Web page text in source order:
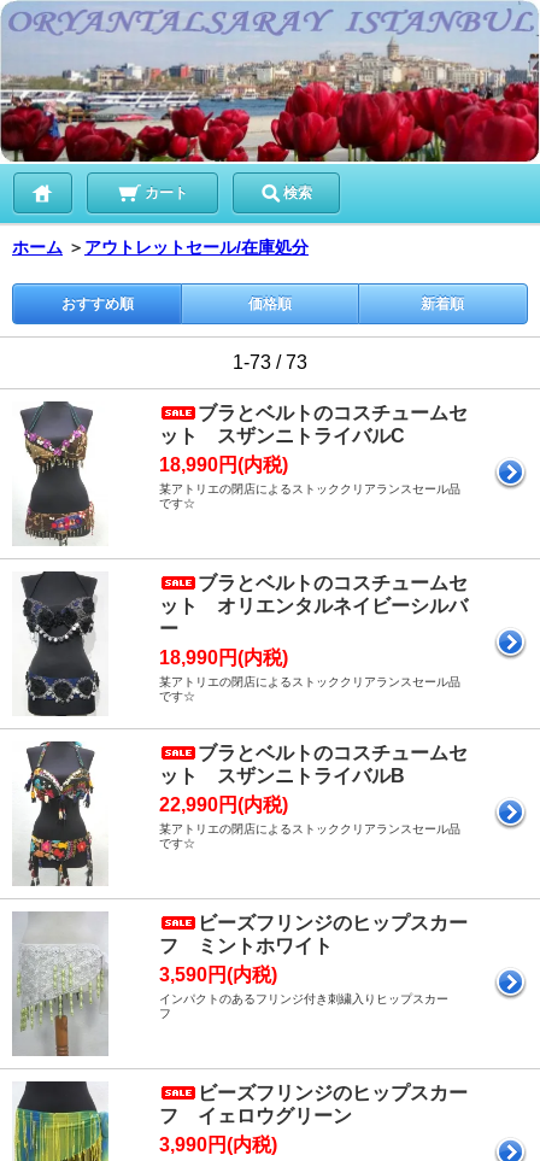
カート 検索
ホーム ＞ アウトレットセール/在庫処分
おすすめ順 価格順 新着順
1-73 / 73
ブラとベルトのコスチュームセ
ット スザンニトライバルC
18,990円(内税)
某アトリエの閉店によるストッククリアランスセール品
です☆
ブラとベルトのコスチュームセ
ット オリエンタルネイビーシルバ
ー
18,990円(内税)
某アトリエの閉店によるストッククリアランスセール品
です☆
ブラとベルトのコスチュームセ
ット スザンニトライバルB
22,990円(内税)
某アトリエの閉店によるストッククリアランスセール品
です☆
ビーズフリンジのヒップスカー
フ ミントホワイト
3,590円(内税)
インパクトのあるフリンジ付き刺繍入りヒップスカー
フ
ビーズフリンジのヒップスカー
フ イェロウグリーン
3,990円(内税)